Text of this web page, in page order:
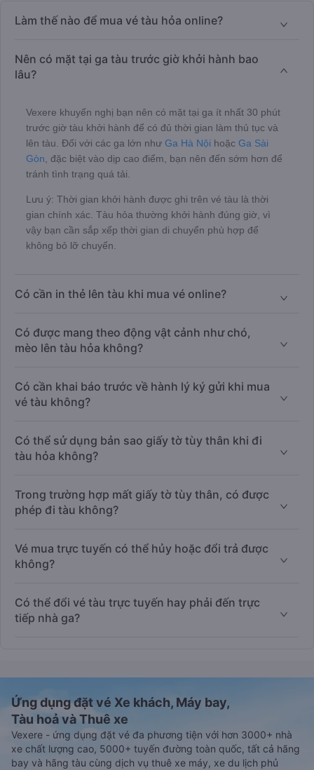
Làm thế nào để mua vé tàu hỏa online?
Nên có mặt tại ga tàu trước giờ khởi hành bao
lâu?
Vexere khuyến nghị bạn nên có mặt tại ga ít nhất 30 phút
trước giờ tàu khởi hành để có đủ thời gian làm thủ tục và
lên tàu. Đối với các ga lớn như Ga Hà Nội hoặc Ga Sài
Gòn , đặc biệt vào dịp cao điểm, bạn nên đến sớm hơn để
tránh tình trạng quá tải.
Lưu ý: Thời gian khởi hành được ghi trên vé tàu là thời
gian chính xác. Tàu hỏa thường khởi hành đúng giờ, vì
vậy bạn cần sắp xếp thời gian di chuyển phù hợp để
không bỏ lỡ chuyến.
Có cần in thẻ lên tàu khi mua vé online?
Có được mang theo động vật cảnh như chó,
mèo lên tàu hỏa không?
Có cần khai báo trước về hành lý ký gửi khi mua
vé tàu không?
Có thể sử dụng bản sao giấy tờ tùy thân khi đi
tàu hỏa không?
Trong trường hợp mất giấy tờ tùy thân, có được
phép đi tàu không?
Vé mua trực tuyến có thể hủy hoặc đổi trả được
không?
Có thể đổi vé tàu trực tuyến hay phải đến trực
tiếp nhà ga?
Ứng dụng đặt vé Xe khách, Máy bay,
Tàu hoả và Thuê xe
Vexere - ứng dụng đặt vé đa phương tiện với hơn 3000+ nhà
xe chất lượng cao, 5000+ tuyến đường toàn quốc, tất cả hãng
bay và hãng tàu cùng dịch vụ thuê xe máy, xe du lịch phủ